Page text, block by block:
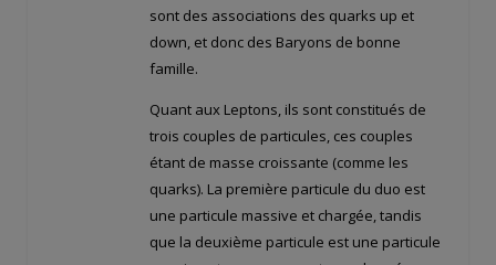
sont des associations des quarks up et
down, et donc des Baryons de bonne
famille.
Quant aux Leptons, ils sont constitués de
trois couples de particules, ces couples
étant de masse croissante (comme les
quarks). La première particule du duo est
une particule massive et chargée, tandis
que la deuxième particule est une particule